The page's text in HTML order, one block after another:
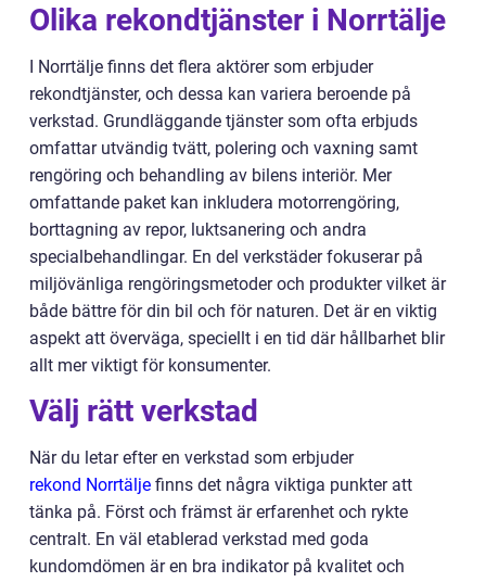
Olika rekondtjänster i Norrtälje
I Norrtälje finns det flera aktörer som erbjuder
rekondtjänster, och dessa kan variera beroende på
verkstad. Grundläggande tjänster som ofta erbjuds
omfattar utvändig tvätt, polering och vaxning samt
rengöring och behandling av bilens interiör. Mer
omfattande paket kan inkludera motorrengöring,
borttagning av repor, luktsanering och andra
specialbehandlingar. En del verkstäder fokuserar på
miljövänliga rengöringsmetoder och produkter vilket är
både bättre för din bil och för naturen. Det är en viktig
aspekt att överväga, speciellt i en tid där hållbarhet blir
allt mer viktigt för konsumenter.
Välj rätt verkstad
När du letar efter en verkstad som erbjuder
rekond Norrtälje finns det några viktiga punkter att
tänka på. Först och främst är erfarenhet och rykte
centralt. En väl etablerad verkstad med goda
kundomdömen är en bra indikator på kvalitet och